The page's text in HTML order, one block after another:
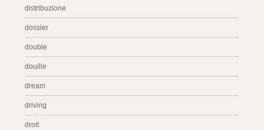
distribuzione
dossier
double
douille
dream
driving
droit